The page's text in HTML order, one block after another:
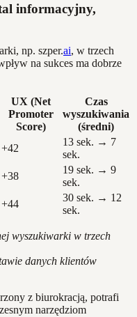
informacyjny,
np. szper.ai, w trzech
na sukces ma dobrze
UX (Net
Promoter
Score)
Czas
wyszukiwania
(średni)
+42
13 sek. → 7
sek.
+38
19 sek. → 9
sek.
+44
30 sek. → 12
sek.
wyszukiwarki w trzech
danych klientów
z biurokracją, potrafi
narzędziom